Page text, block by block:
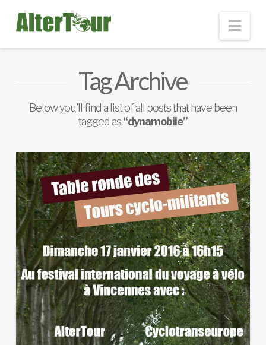
Tag Archive
Below you'll find a list of all posts that have been
tagged as“dynamobile”